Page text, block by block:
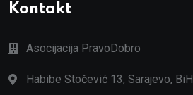
Kontakt
Asocijacija PravoDobro
Habibe Stočević 13, Sarajevo, BiH